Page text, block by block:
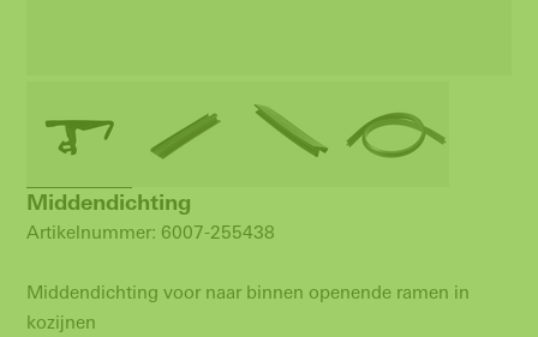
Middendichting
Artikelnummer: 6007-255438
Middendichting voor naar binnen openende ramen in
kozijnen